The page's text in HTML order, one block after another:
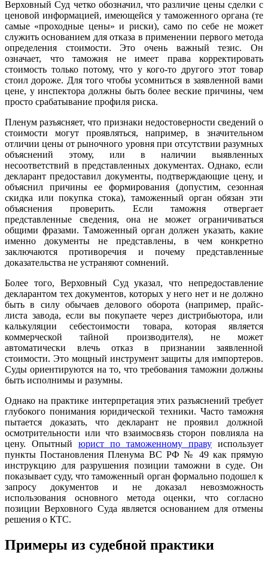
Верховный Суд четко обозначил, что различие цены сделки с
ценовой информацией, имеющейся у таможенного органа (те
самые «проходные цены» и риски), само по себе не может
служить основанием для отказа в применении первого метода
определения стоимости. Это очень важный тезис. Он
означает, что таможня не имеет права корректировать
стоимость только потому, что у кого-то другого этот товар
стоил дороже. Для того чтобы усомниться в заявленной вами
цене, у инспектора должны быть более веские причины, чем
просто срабатывание профиля риска.
Пленум разъясняет, что признаки недостоверности сведений о
стоимости могут проявляться, например, в значительном
отличии цены от рыночного уровня при отсутствии разумных
объяснений этому, или в наличии выявленных
несоответствий в представленных документах. Однако, если
декларант предоставил документы, подтверждающие цену, и
объяснил причины ее формирования (допустим, сезонная
скидка или покупка стока), таможенный орган обязан эти
объяснения проверить. Если таможня отвергает
представленные сведения, она не может ограничиваться
общими фразами. Таможенный орган должен указать, какие
именно документы не представлены, в чем конкретно
заключаются противоречия и почему представленные
доказательства не устраняют сомнений.
Более того, Верховный Суд указал, что непредоставление
декларантом тех документов, которых у него нет и не должно
быть в силу обычаев делового оборота (например, прайс-
листа завода, если вы покупаете через дистрибьютора, или
калькуляции себестоимости товара, которая является
коммерческой тайной производителя), не может
автоматически влечь отказ в признании заявленной
стоимости. Это мощный инструмент защиты для импортеров.
Суды ориентируются на то, что требования таможни должны
быть исполнимы и разумны.
Однако на практике интерпретация этих разъяснений требует
глубокого понимания юридической техники. Часто таможня
пытается доказать, что декларант не проявил должной
осмотрительности или что взаимосвязь сторон повлияла на
цену. Опытный юрист по таможенному праву использует
пункты Постановления Пленума ВС РФ № 49 как прямую
инструкцию для разрушения позиции таможни в суде. Он
показывает суду, что таможенный орган формально подошел к
запросу документов и не доказал невозможность
использования основного метода оценки, что согласно
позиции Верховного Суда является основанием для отмены
решения о КТС.
Примеры из судебной практики